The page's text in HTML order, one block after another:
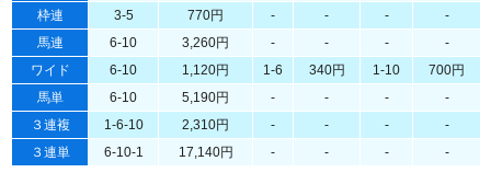
枠連
3-5 770円 - - -
-
馬連
6-10 3,260円 - - -
-
ワイド
6-10 1,120円 1-6 340円 1-10
700円
馬単
6-10 5,190円 - - -
-
３連複
1-6-10 2,310円 - - -
-
３連単
6-10-1 17,140円 - - - -